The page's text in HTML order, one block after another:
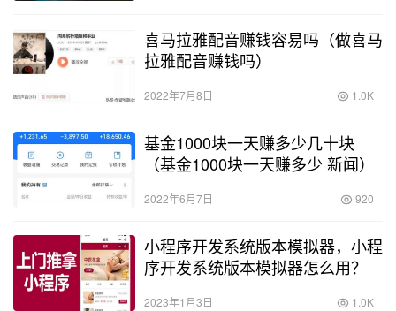
喜马拉雅配音赚钱容易吗（做喜马
拉雅配音赚钱吗）
2022年7月8日 1.0K
基金1000块一天赚多少几十块
（基金1000块一天赚多少 新闻）
2022年6月7日 920
小程序开发系统版本模拟器，小程
序开发系统版本模拟器怎么用？
2023年1月3日 1.0K